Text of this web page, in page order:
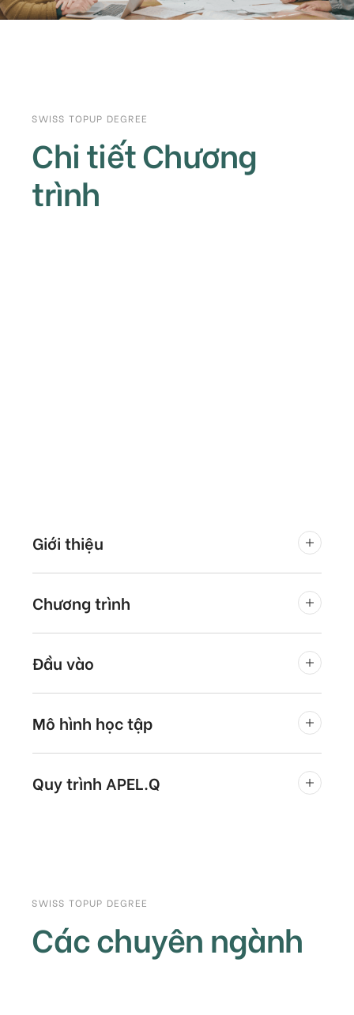
SWISS TOPUP DEGREE
Chi tiết Chương
trình
Giới thiệu
Chương trình
Đầu vào
Mô hình học tập
Quy trình APEL.Q
SWISS TOPUP DEGREE
Các chuyên ngành